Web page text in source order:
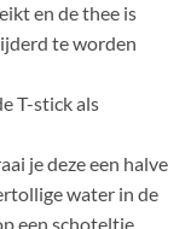
en de thee is
te worden
T-stick als
je deze een halve
water in de
een schoteltje